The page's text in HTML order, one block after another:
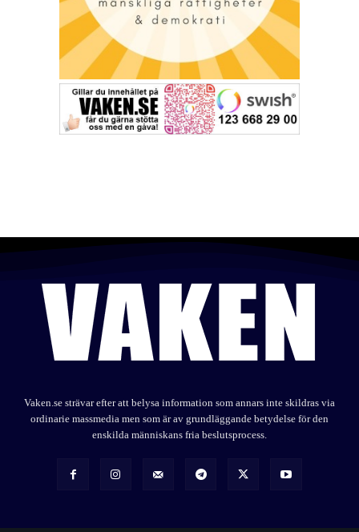
Vaken.se strävar efter att belysa information som annars inte skildras via
ordinarie massmedia men som är av grundläggande betydelse för den
enskilda människans fria beslutsprocess.